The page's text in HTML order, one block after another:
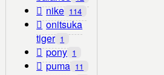
nike 114
onitsuka
tiger 1
pony 1
puma 11